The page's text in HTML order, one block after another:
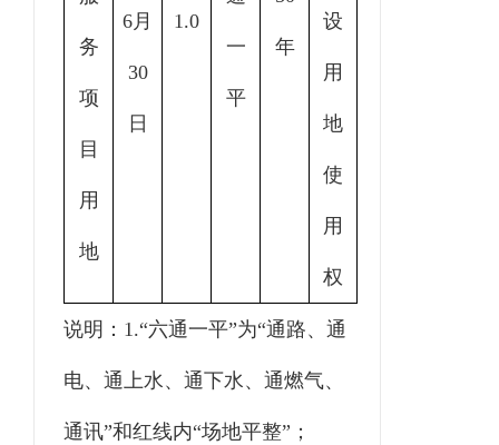
务
项
目
用
地
6月
30
日
1.0
一
平
年
设
用
地
使
用
权
说明： 1.“六通一平”为“通路、通
电、通上水、通下水、通燃气、
通讯”和红线内“场地平整”；